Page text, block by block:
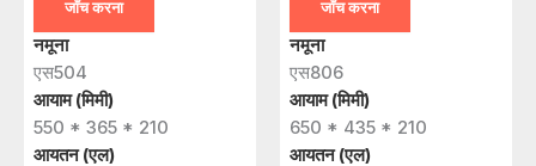
जाँच करना
नमूना
एस504
आयाम (मिमी)
550 * 365 * 210
आयतन (एल)
जाँच करना
नमूना
एस806
आयाम (मिमी)
650 * 435 * 210
आयतन (एल)